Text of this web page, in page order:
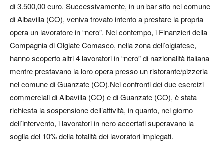
di 3.500,00 euro. Successivamente, in un bar sito nel comune
di Albavilla (CO), veniva trovato intento a prestare la propria
opera un lavoratore in “nero”. Nel contempo, i Finanzieri della
Compagnia di Olgiate Comasco, nella zona dell’olgiatese,
hanno scoperto altri 4 lavoratori in “nero” di nazionalità italiana
mentre prestavano la loro opera presso un ristorante/pizzeria
nel comune di Guanzate (CO).Nei confronti dei due esercizi
commerciali di Albavilla (CO) e di Guanzate (CO), è stata
richiesta la sospensione dell’attività, in quanto, nel giorno
dell’intervento, i lavoratori in nero accertati superavano la
soglia del 10% della totalità dei lavoratori impiegati.